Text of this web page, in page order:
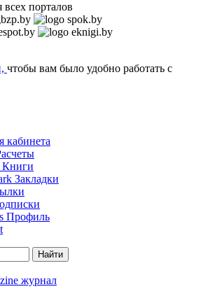
порталов
чтобы вам было удобно работать с
кабинетa
Книги
Закладки
Профиль
Найти
журнал